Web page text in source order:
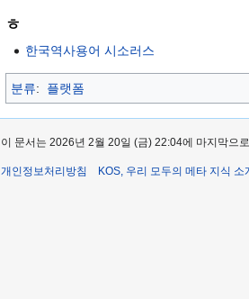
ㅎ
한국역사용어 시소러스
분류: 플랫폼
이 문서는 2026년 2월 20일 (금) 22:04에 마지막으
개인정보처리방침 KOS, 우리 모두의 메타 지식 소